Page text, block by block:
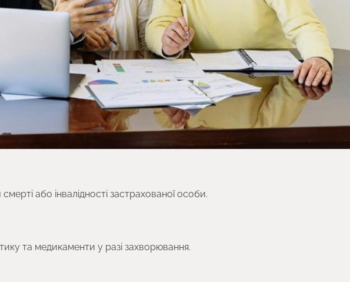
або інвалідності застрахованої особи.
та медикаменти у разі захворювання.